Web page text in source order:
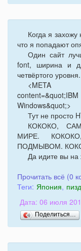
Когда я
что я попадают
Один сайт
font, ширина и
четвёртого уровня.
<META
Windows&quot;>
Тут не просто
КОКОКО,
МИРЕ.
ПОДМЫВОМ.
Да идите вы на
Прочитать всё (0
Теги: Япония,
Дата: 06 июля
Поделиться…